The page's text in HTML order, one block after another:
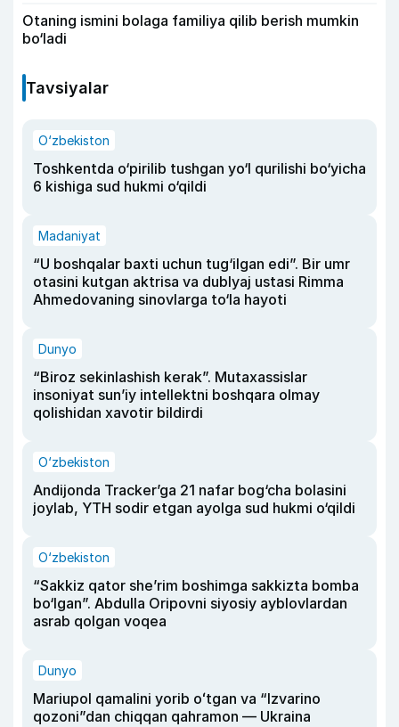
Otaning ismini bolaga familiya qilib berish mumkin
bo‘ladi
Tavsiyalar
O‘zbekiston
Toshkentda o‘pirilib tushgan yo‘l qurilishi bo‘yicha
6 kishiga sud hukmi o‘qildi
Madaniyat
“U boshqalar baxti uchun tug‘ilgan edi”. Bir umr
otasini kutgan aktrisa va dublyaj ustasi Rimma
Ahmedovaning sinovlarga to‘la hayoti
Dunyo
“Biroz sekinlashish kerak”. Mutaxassislar
insoniyat sun’iy intellektni boshqara olmay
qolishidan xavotir bildirdi
O‘zbekiston
Andijonda Tracker’ga 21 nafar bog‘cha bolasini
joylab, YTH sodir etgan ayolga sud hukmi o‘qildi
O‘zbekiston
“Sakkiz qator she’rim boshimga sakkizta bomba
bo‘lgan”. Abdulla Oripovni siyosiy ayblovlardan
asrab qolgan voqea
Dunyo
Mariupol qamalini yorib oʻtgan va “Izvarino
qozoni”dan chiqqan qahramon — Ukraina